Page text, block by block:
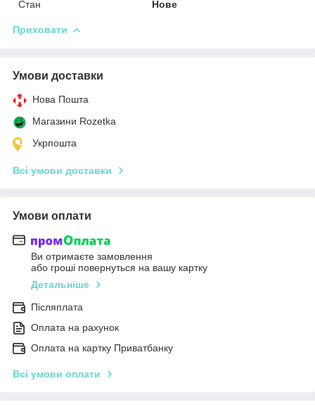
Стан
Нове
Приховати
Умови доставки
Нова Пошта
Магазини Rozetka
Укрпошта
Всі умови доставки
Умови оплати
Ви отримаєте замовлення
або гроші повернуться на вашу картку
Детальніше
Післяплата
Оплата на рахунок
Оплата на картку Приватбанку
Всі умови оплати